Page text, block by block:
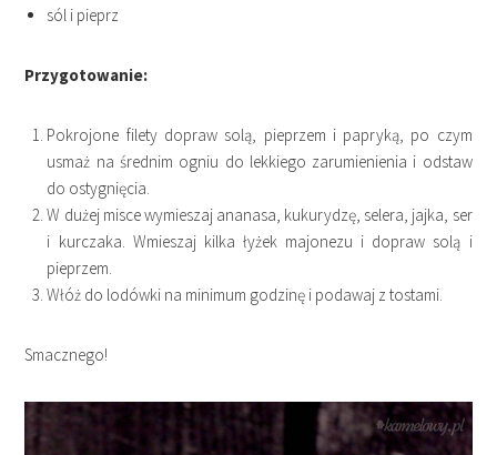
sól i pieprz
Przygotowanie:
Pokrojone filety dopraw solą, pieprzem i papryką, po czym
usmaż na średnim ogniu do lekkiego zarumienienia i odstaw
do ostygnięcia.
W dużej misce wymieszaj ananasa, kukurydzę, selera, jajka, ser
i kurczaka. Wmieszaj kilka łyżek majonezu i dopraw solą i
pieprzem.
Włóż do lodówki na minimum godzinę i podawaj z tostami.
Smacznego!